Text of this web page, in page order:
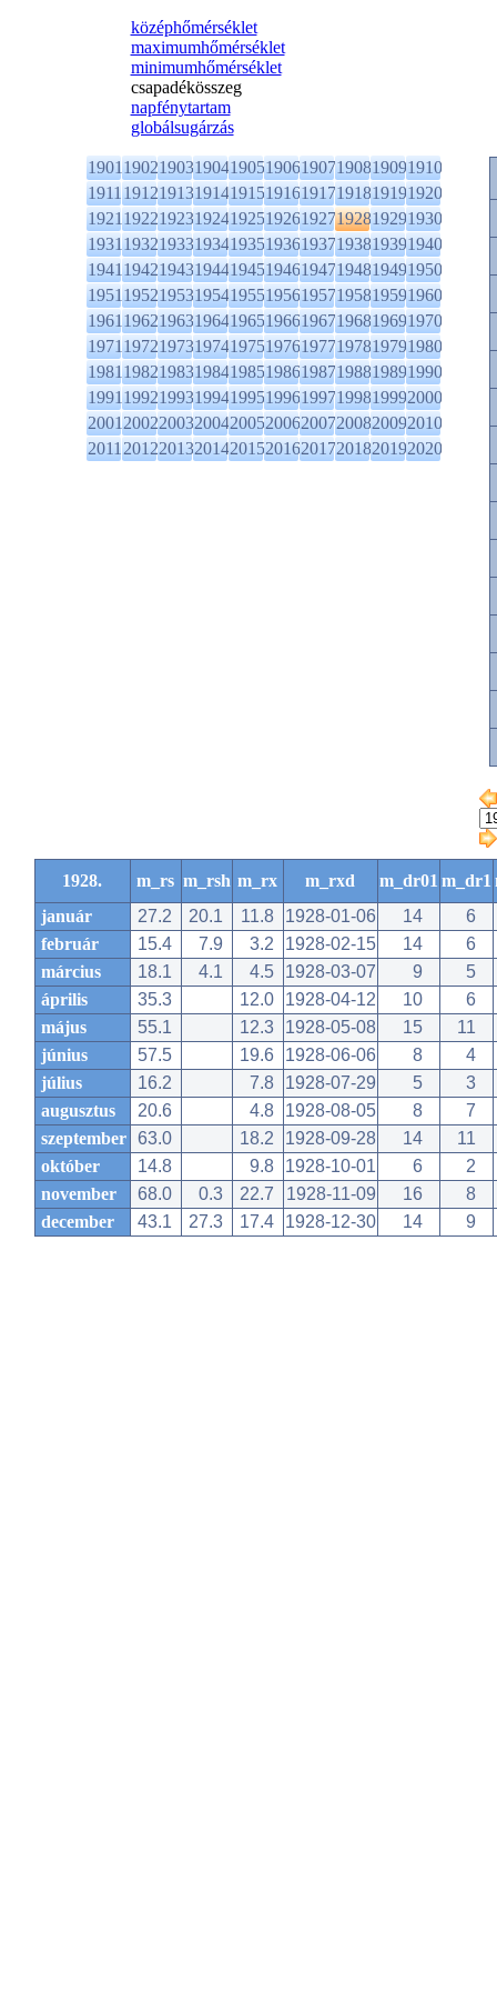
középhőmérséklet
maximumhőmérséklet
minimumhőmérséklet
csapadékösszeg
napfénytartam
globálsugárzás
1901190219031904190519061907190819091910
1911191219131914191519161917191819191920
1921192219231924192519261927192819291930
1931193219331934193519361937193819391940
1941194219431944194519461947194819491950
1951195219531954195519561957195819591960
1961196219631964196519661967196819691970
1971197219731974197519761977197819791980
1981198219831984198519861987198819891990
1991199219931994199519961997199819992000
2001200220032004200520062007200820092010
2011201220132014201520162017201820192020
1928. m_rs m_rsh m_rx m_rxd m_dr01 m_dr1
január
27.2 20.1 11.8 1928-01-06 14
6
február
15.4 7.9 3.2 1928-02-15 14
6
március
18.1 4.1 4.5 1928-03-07 9
5
április
35.3 12.0 1928-04-12 10
6
május
55.1 12.3 1928-05-08 15
11
június
57.5 19.6 1928-06-06 8
4
július
16.2 7.8 1928-07-29 5
3
augusztus
20.6 4.8 1928-08-05 8
7
szeptember
63.0 18.2 1928-09-28 14
11
október
14.8 9.8 1928-10-01 6
2
november
68.0 0.3 22.7 1928-11-09 16
8
december
43.1 27.3 17.4 1928-12-30 14 9